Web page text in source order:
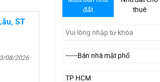
ST
08/2026
đất
thuê